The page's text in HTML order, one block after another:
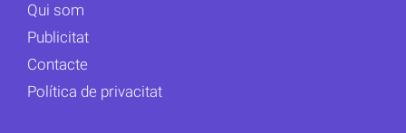
Qui som
Publicitat
Contacte
Política de privacitat